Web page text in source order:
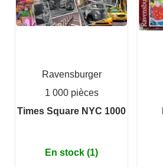
Ravensburger
1 000 pièces
Times Square NYC 1000
En stock (1)